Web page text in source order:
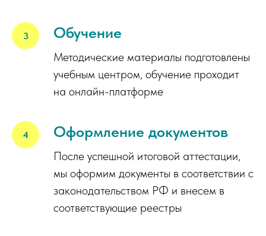
Обучение
Методические материалы подготовлены
учебным центром, обучение проходит
на онлайн-платформе
Оформление документов
После успешной итоговой аттестации,
мы оформим документы в соответствии с
законодательством РФ и внесем в
соответствующие реестры